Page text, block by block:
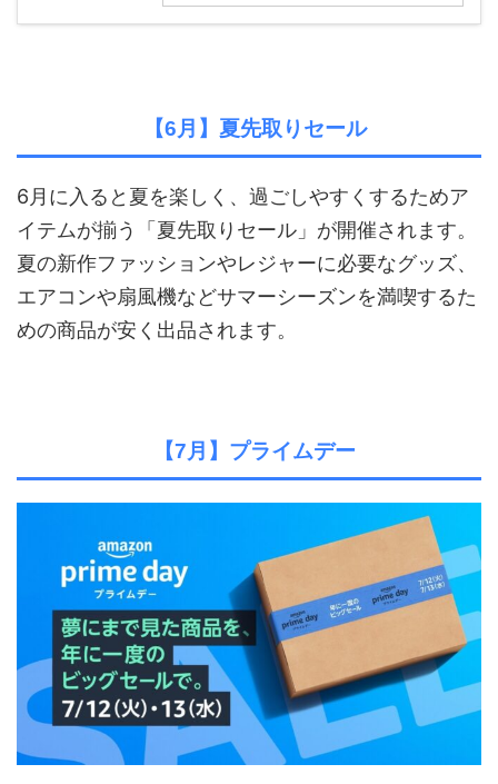
【6月】夏先取りセール
6月に入ると夏を楽しく、過ごしやすくするためア
イテムが揃う「夏先取りセール」が開催されます。
夏の新作ファッションやレジャーに必要なグッズ、
エアコンや扇風機などサマーシーズンを満喫するた
めの商品が安く出品されます。
【7月】プライムデー